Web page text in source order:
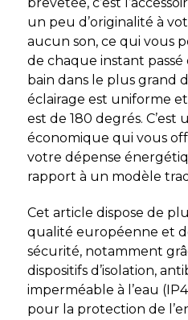
un peu d’originalité à
aucun son, ce qui vous
de chaque instant passé
bain dans le plus grand
éclairage est uniforme
est de 180 degrés. C’est
économique qui vous
votre dépense
rapport à un modèle
Cet article dispose de
qualité européenne et
sécurité, notamment
dispositifs d’isolation,
imperméable à l’eau
pour la protection de